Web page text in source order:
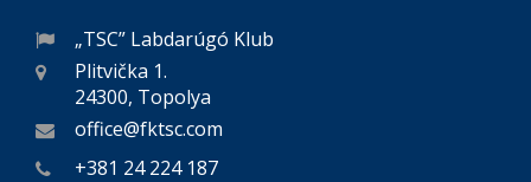
„TSC” Labdarúgó Klub
Plitvička 1.
24300, Topolya
office@fktsc.com
+381 24 224 187